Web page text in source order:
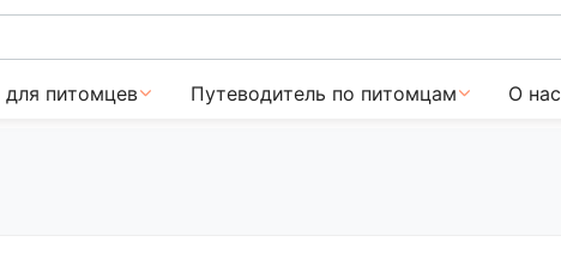
для питомцев Путеводитель по питомцам О нас